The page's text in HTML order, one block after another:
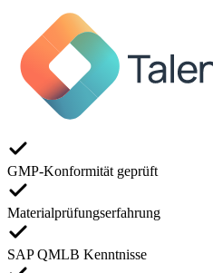
GMP-Konformität geprüft
Materialprüfungserfahrung
SAP QMLB Kenntnisse